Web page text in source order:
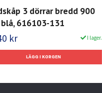
3 dörrar bredd 900
616103-131
kr I lager.